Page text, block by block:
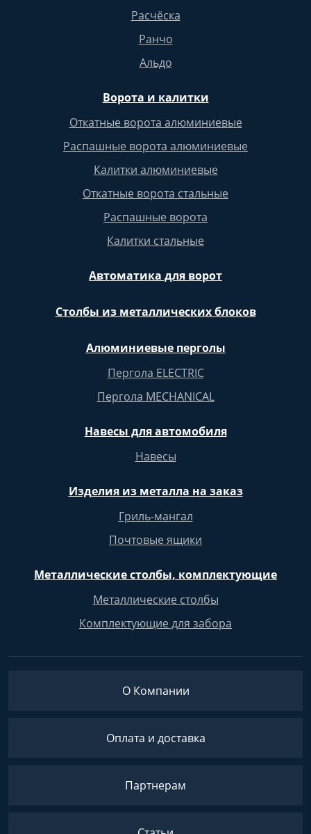
Расчёска
Ранчо
Альдо
Ворота и калитки
Откатные ворота алюминиевые
Распашные ворота алюминиевые
Калитки алюминиевые
Откатные ворота стальные
Распашные ворота
Калитки стальные
Автоматика для ворот
Столбы из металлических блоков
Алюминиевые перголы
Пергола ELECTRIC
Пергола MECHANICAL
Навесы для автомобиля
Навесы
Изделия из металла на заказ
Гриль-мангал
Почтовые ящики
Металлические столбы, комплектующие
Металлические столбы
Комплектующие для забора
О Компании
Оплата и доставка
Партнерам